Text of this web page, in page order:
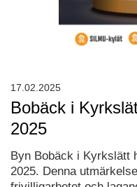
Bobäck i
2025
Byn Bobäck i Kyrkslätt
2025. Denna
17.02.2025